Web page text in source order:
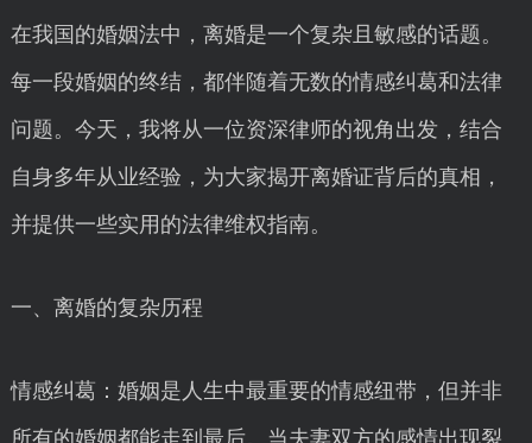
在我国的婚姻法中，离婚是一个复杂且敏感的话题。
每一段婚姻的终结，都伴随着无数的情感纠葛和法律
问题。今天，我将从一位资深律师的视角出发，结合
自身多年从业经验，为大家揭开离婚证背后的真相，
并提供一些实用的法律维权指南。
一、离婚的复杂历程
情感纠葛：婚姻是人生中最重要的情感纽带，但并非
所有的婚姻都能走到最后。当夫妻双方的感情出现裂